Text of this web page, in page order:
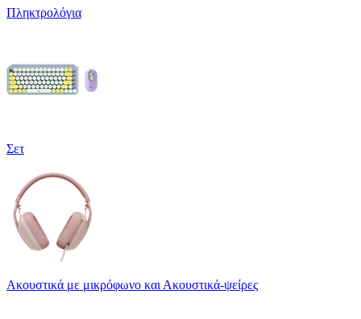
Πληκτρολόγια
Σετ
Ακουστικά με μικρόφωνο και Ακουστικά-ψείρες